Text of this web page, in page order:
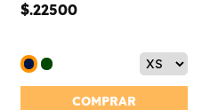
$.22500
COMPRAR